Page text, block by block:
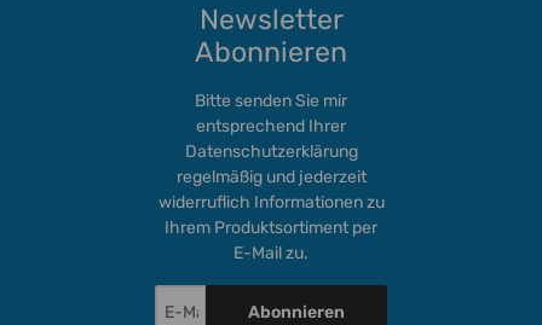
Newsletter
Abonnieren
Bitte senden Sie mir
entsprechend Ihrer
Datenschutzerklärung
regelmäßig und jederzeit
widerruflich Informationen zu
Ihrem Produktsortiment per
E-Mail zu.
Abonnieren